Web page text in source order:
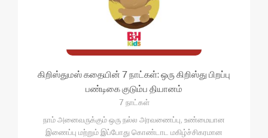
கிறிஸ்துமஸ் கதையின் 7 நாட்கள்: ஒரு கிறிஸ்து பிறப்பு
பண்டிகை குடும்ப தியானம்
7 நாட்கள்
நாம் அனைவருக்கும் ஒரு நல்ல அரவணைப்பு, உண்மையான
இணைப்பு மற்றும் இப்போது கொண்டாட மகிழ்ச்சிகரமான